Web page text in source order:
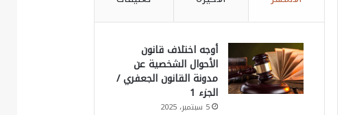
أوجه اختلاف قانون
الأحوال الشخصية عن
مدونة القانون الجعفري /
الجزء 1
5 سبتمبر، 2025